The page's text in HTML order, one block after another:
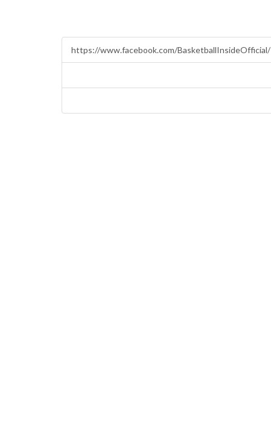
https://www.facebook.com/BasketballInsideOfficial/